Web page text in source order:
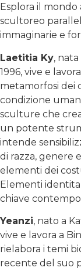
Esplora il
scultoreo
immaginarie e
Laetitia Ky, nata
1996, vive e
metamorfosi dei
condizione
sculture che
un potente
intende
di razza, genere
elementi dei
Elementi
chiave
Yeanzi, nato a
vive e lavora a
rielabora i temi
recente del suo